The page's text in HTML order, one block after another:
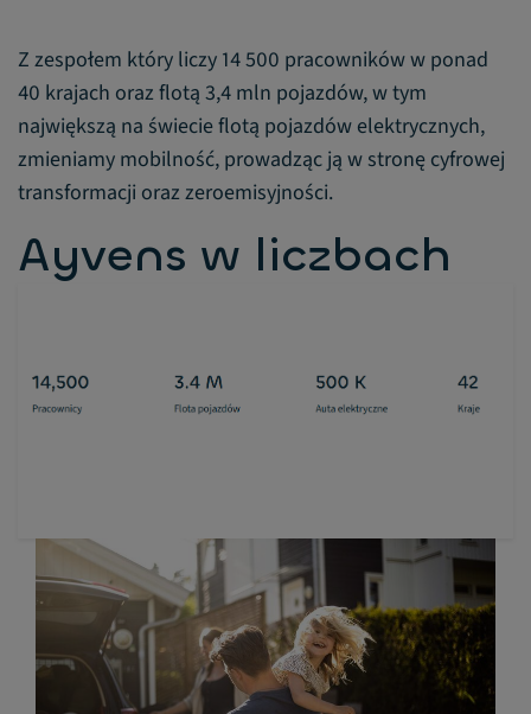
Z zespołem który liczy 14 500 pracowników w ponad
40 krajach oraz flotą 3,4 mln pojazdów, w tym
największą na świecie flotą pojazdów elektrycznych,
zmieniamy mobilność, prowadząc ją w stronę cyfrowej
transformacji oraz zeroemisyjności.
Ayvens w liczbach